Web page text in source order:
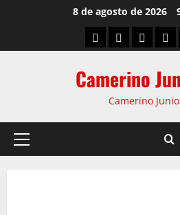
8 de agosto de 2026
Camerino
Camerino